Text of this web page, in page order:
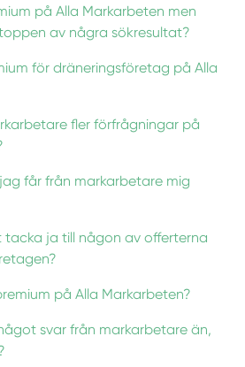
på Alla Markarbeten men
av några sökresultat?
för dräneringsföretag på Alla
fler förfrågningar på
får från markarbetare mig
ja till någon av offerterna
på Alla Markarbeten?
svar från markarbetare än,